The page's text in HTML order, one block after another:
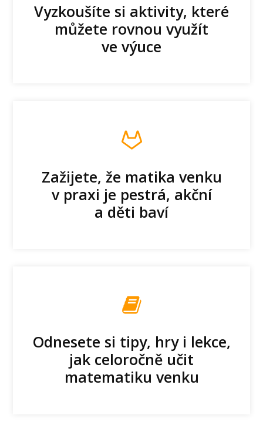
Vyzkoušíte si aktivity, které
můžete rovnou využít
ve výuce
Zažijete, že matika venku
v praxi je pestrá, akční
a děti baví
Odnesete si tipy, hry i lekce,
jak celoročně učit
matematiku venku